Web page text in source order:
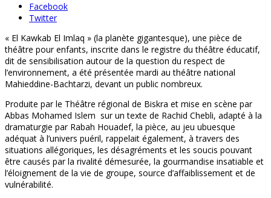
Facebook
Twitter
« El Kawkab El Imlaq » (la planète gigantesque), une pièce de
théâtre pour enfants, inscrite dans le registre du théâtre éducatif,
dit de sensibilisation autour de la question du respect de
l’environnement, a été présentée mardi au théâtre national
Mahieddine-Bachtarzi, devant un public nombreux.
Produite par le Théâtre régional de Biskra et mise en scène par
Abbas Mohamed Islem sur un texte de Rachid Chebli, adapté à la
dramaturgie par Rabah Houadef, la pièce, au jeu ubuesque
adéquat à l’univers puéril, rappelait également, à travers des
situations allégoriques, les désagréments et les soucis pouvant
être causés par la rivalité démesurée, la gourmandise insatiable et
l’éloignement de la vie de groupe, source d’affaiblissement et de
vulnérabilité.